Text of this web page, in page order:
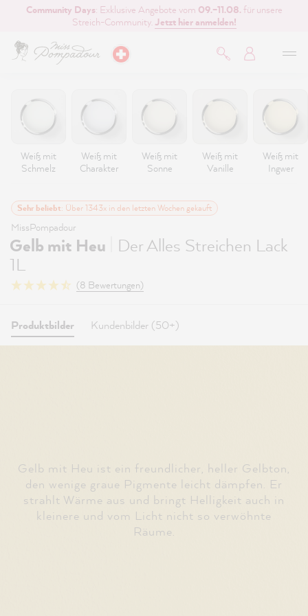
springen
Community Days: Exklusive Angebote vom 09.–11.08. für unsere
Streich-Community. Jetzt hier anmelden!
Weiß mit
Schmelz
Weiß mit
Charakter
Weiß mit
Sonne
Weiß mit
Vanille
Weiß mit
Ingwer
Sehr beliebt: Über 1343x in den letzten Wochen gekauft
MissPompadour
Gelb mit Heu
Der Alles Streichen Lack
1L
(8 Bewertungen)
Produktbilder Kundenbilder (50+)
Gelb mit Heu ist ein freundlicher, heller Gelbton,
den wenige graue Pigmente leicht dämpfen. Er
strahlt Wärme aus und bringt Helligkeit auch in
kleinere und vom Licht nicht so verwöhnte
Räume.